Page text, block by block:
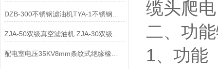
缆头爬
二、功
1、功能